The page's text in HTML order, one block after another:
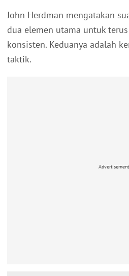
John Herdman mengatakan
dua elemen utama untuk
konsisten. Keduanya adalah
taktik.
Advertisement